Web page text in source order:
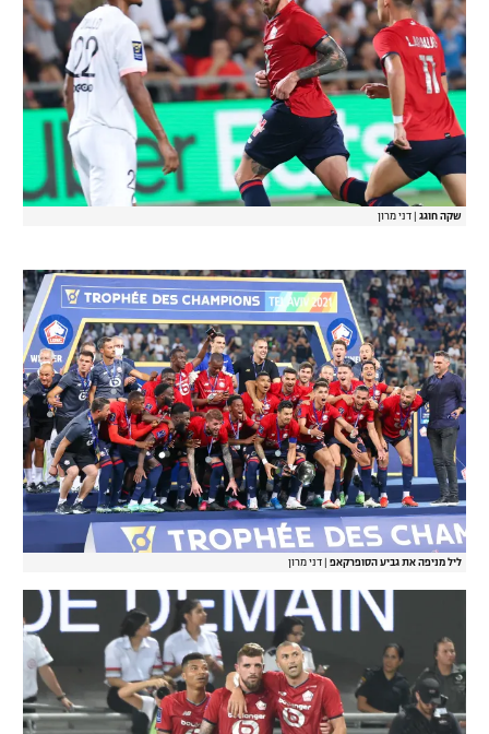
שקה חוגג דני מרון
ליל מניפה את גביע הסופרקאפ דני מרון